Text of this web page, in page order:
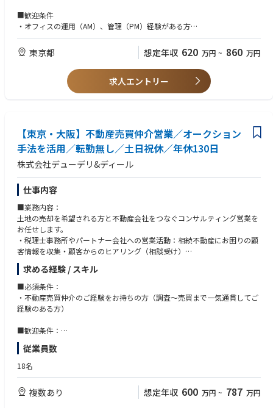
総合職（S）
主として一定の専門業務分野および周辺業務に従事し、高度な専門知識・
スキルや創造力・企画力などを発揮しながら革新的課題を創出し、独創的
な新たな価値創造を担う人材となります。
＊SはSpecific（特定）の略
勤務エリア：原則、勤務エリアは限定（住宅営業に従事する全域型の社員
は転居を伴う人事異動あり）
要）
※野村不動産ホールディングス兼務、グループ会社への出向等を
含む
退職金：確定拠出年金（事業主拠出）制度あり
■組織構成
メンバー構成：20～50代
名、事務（他部署と兼任）2名）
■歓迎条件
・オフィスの運用（AM）、管理（PM）経験がある方
・宅建、不動産証券化マスター、ビル経営管理士の資格保有者
東京都 想定年収 620 万円 ~ 860 万円
求人エントリー
【東京・大阪】不動産売買仲介営業／オークション
手法を活用／転勤無し／土日祝休／年休130日
株式会社デューデリ&ディール
仕事内容
■業務内容：
土地の売却を希望される方と不動産会社をつなぐコンサルティング営業を
お任せします。
・税理士事務所やパートナー会社への営業活動：相続不動産にお困りの顧
客情報を収集・顧客からのヒアリング（相談受け）
・相続不動産の有効活用（売買メイン）コンサルティング
・売却営業：オークション等の売却手法により、最高値にて落札/売却
・契約決済：最高額で落札された企業との売買契約手続き等
【基本的な仕事の流れ】
└土地所有者様の土地売却に関してご相談が入ります。
▼調査内容を土地所有者様および士業の方に報告
▼オークションなど、土地の効果的な売却方法について提案
▼売却に向けて、不動産会社にアプローチ
└場合によりテレアポをすることも。オークションの場合、高値で買い取
り希望の方に売却するまで担当します。
求める経験 / スキル
■必須条件：
・不動産売買仲介のご経験をお持ちの方（調査～売買まで一気通貫してご
経験のある方）
■歓迎条件：
・宅地建物取引士の資格をお持ちの方
従業員数
18名
複数あり 想定年収 600 万円 ~ 787 万円